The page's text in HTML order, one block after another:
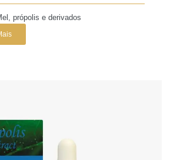
própolis e derivados